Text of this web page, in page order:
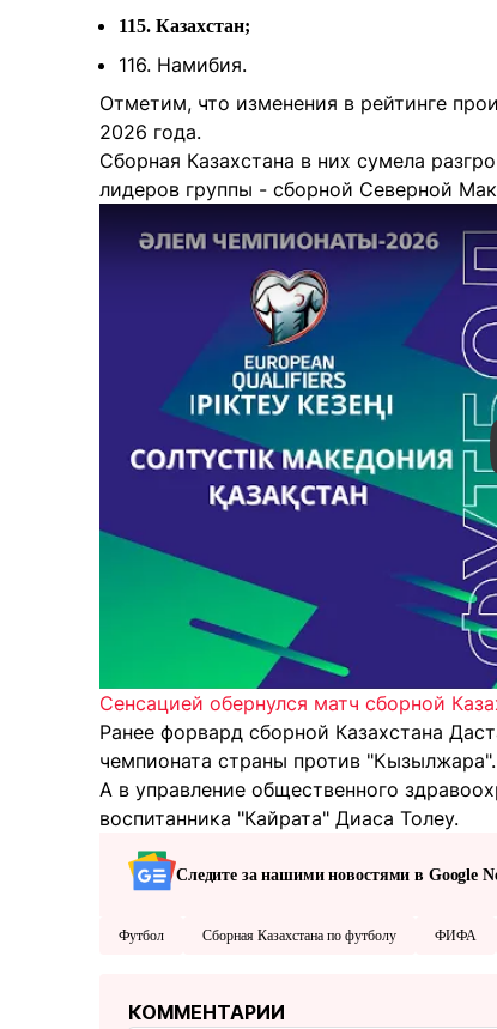
115. Казахстан;
116. Намибия.
Отметим, что изменения в рейтинге
2026 года.
Сборная Казахстана в них сумела
лидеров группы - сборной Северной
Сенсацией обернулся матч сборной
Ранее форвард сборной Казахстана
чемпионата страны против "Кызылжара".
А в управление общественного
воспитанника "Кайрата" Диаса Толеу.
Следите за нашими новостями в Google
Футбол Сборная Казахстана по футболу ФИФА
КОММЕНТАРИИ